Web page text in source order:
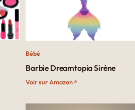
Bébé
Barbie Dreamtopia Sirène
Voir sur Amazon